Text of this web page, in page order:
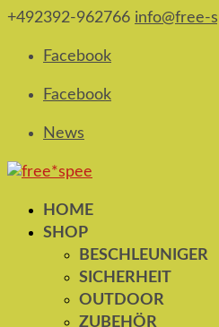
+492392-962766 info@free-
Facebook
Facebook
News
HOME
SHOP
BESCHLEUNIGER
SICHERHEIT
OUTDOOR
ZUBEHÖR